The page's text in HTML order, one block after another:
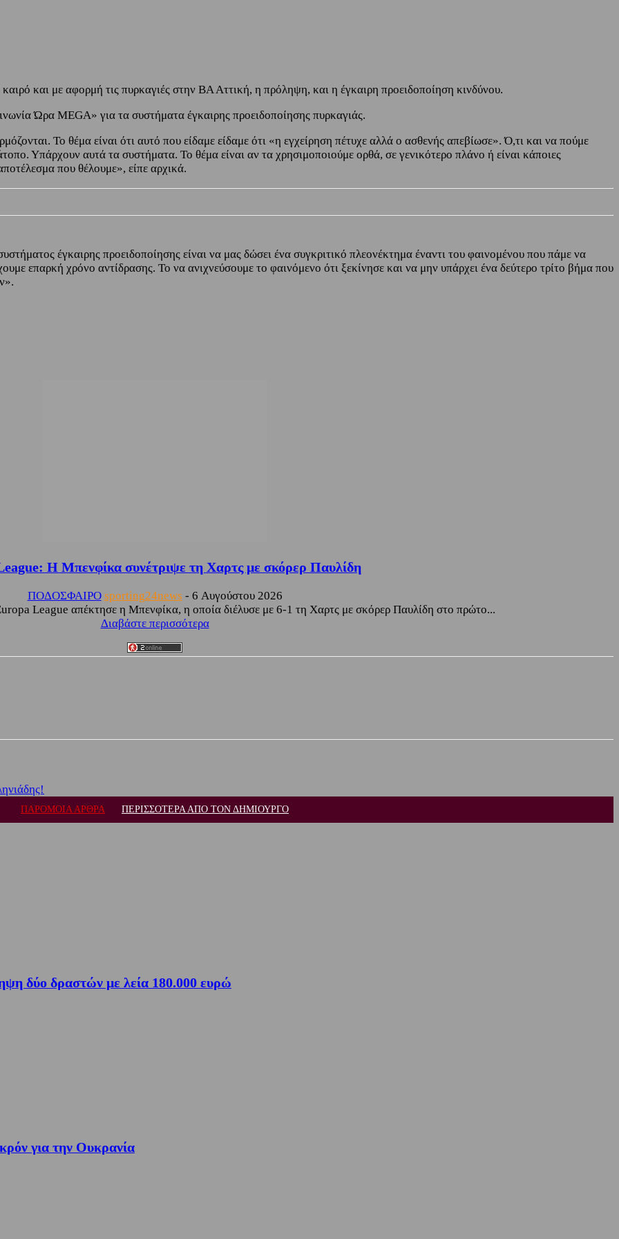
καιρό και με αφορμή τις πυρκαγιές στην ΒΑ Αττική, η πρόληψη, και η έγκαιρη προειδοποίηση κινδύνου.
Ώρα MEGA» για τα συστήματα έγκαιρης προειδοποίησης πυρκαγιάς.
Το θέμα είναι ότι αυτό που είδαμε είδαμε ότι «η εγχείρηση πέτυχε αλλά ο ασθενής απεβίωσε». Ό,τι και να πούμε
Υπάρχουν αυτά τα συστήματα. Το θέμα είναι αν τα χρησιμοποιούμε ορθά, σε γενικότερο πλάνο ή είναι κάποιες
που θέλουμε», είπε αρχικά.
έγκαιρης προειδοποίησης είναι να μας δώσει ένα συγκριτικό πλεονέκτημα έναντι του φαινομένου που πάμε να
επαρκή χρόνο αντίδρασης. Το να ανιχνεύσουμε το φαινόμενο ότι ξεκίνησε και να μην υπάρχει ένα δεύτερο τρίτο βήμα που
Η Μπενφίκα συνέτριψε τη Χαρτς με σκόρερ Παυλίδη
ΠΟΔΟΣΦΑΙΡΟ sporting24news - 6 Αυγούστου 2026
League απέκτησε η Μπενφίκα, η οποία διέλυσε με 6-1 τη Χαρτς με σκόρερ Παυλίδη στο πρώτο...
Διαβάστε περισσότερα
ΠΑΡΟΜΟΙΑ ΑΡΘΡΑ ΠΕΡΙΣΣΟΤΕΡΑ ΑΠΟ ΤΟΝ ΔΗΜΙΟΥΡΓΟ
δύο δραστών με λεία 180.000 ευρώ
για την Ουκρανία